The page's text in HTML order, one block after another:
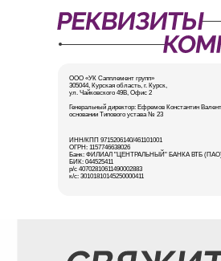
ООО «УК Сапплемент групп»
305044, Курская область, г. Курск,
ул. Чайковского 49В, Офис 2
Генеральный директор: Ефремов Константин
основании Типового устава № 23
ИНН/КПП 9715206140/461101001
ОГРН: 1157746638026
Банк: ФИЛИАЛ "ЦЕНТРАЛЬНЫЙ" БАНКА ВТБ
БИК: 044525411
р/с 40702810611490002883
к/с: 30101810145250000411